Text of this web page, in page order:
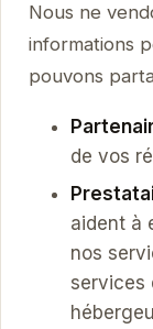
Nous ne
informations
pouvons
de vos
aident à
nos
services